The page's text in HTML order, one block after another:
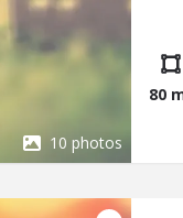
10 photos
80